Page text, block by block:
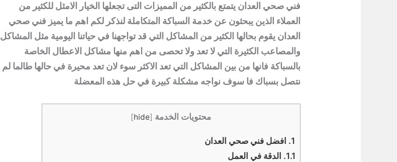
فني صحي العدان يتمتع بالكثير من المميزات التى تجعلها الخيار الامثل للكثير من
العملاء الذين يبحثون عن خدمة السباكة المتكاملة لنذكر لكم اهم ما يميز فني صحي
العدان يقوم بحالها الكثير من المشاكل التي قد تواجهنا في حياتنا اليومية مثل المشاكل
والمصاعب الكثيرة التي لا تعد ولا تحصى من اهم منها مشاكل الاعطال الخاصة
بالسباكة فانها من بين المشاكل التي تعد الاكثر سوء لان تعد محيرة في حالها طالما لم
نتصل بسباك فا سوف نواجه مشكلة كبيرة في حل هذه المعضلة
محتويات الخدمة [
hide
]
1. افضل فني صحي العدان
1.1. الدقة في العمل